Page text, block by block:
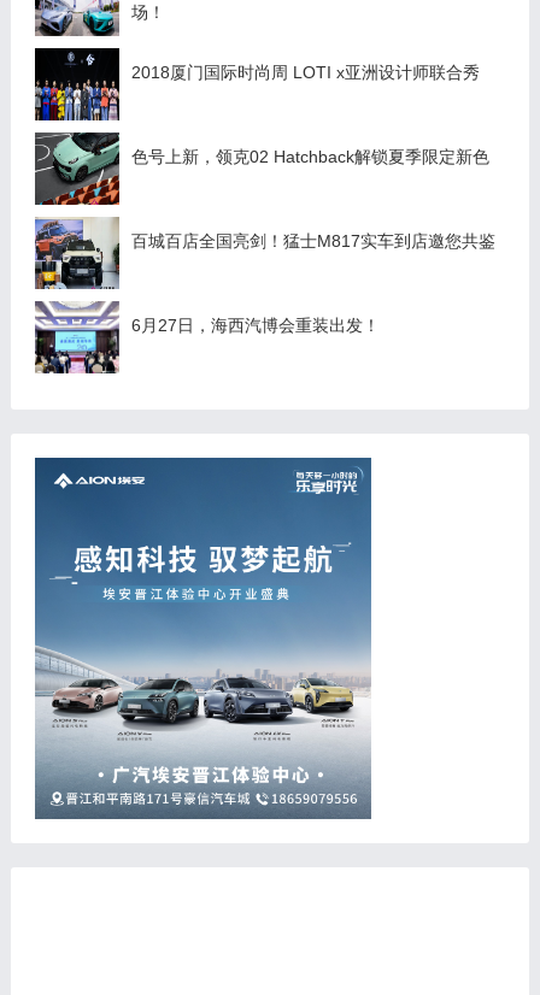
场！
2018厦门国际时尚周 LOTI x亚洲设计师联合秀
色号上新，领克02 Hatchback解锁夏季限定新色
百城百店全国亮剑！猛士M817实车到店邀您共鉴
6月27日，海西汽博会重装出发！